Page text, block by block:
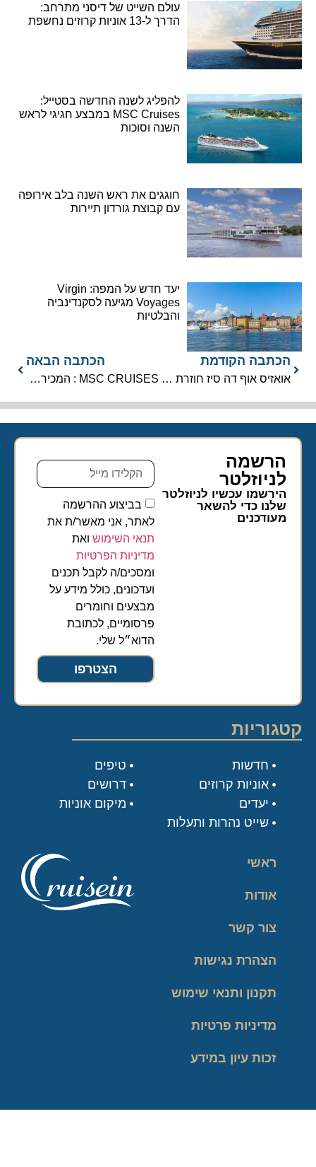
עולם השייט של דיסני מתרחב:
הדרך ל-13 אוניות קרוזים נחשפת
להפליג לשנה החדשה בסטייל:
MSC Cruises במבצע חגיגי לראש
השנה וסוכות
חוגגים את ראש השנה בלב אירופה
עם קבוצת גורדון תיירות
יעד חדש על המפה: Virgin
Voyages מגיעה לסקנדינביה
והבלטיות
הכתבה הקודמת
אואזיס אוף דה סיז חוזרת לים התיכון
הכתבה הבאה
MSC CRUISES : המכירה בעיצומה לשייט הבא מסביב לעולם
הרשמה
לניוזלטר​
הירשמו עכשיו לניוזלטר
שלנו כדי להשאר
מעודכנים
בביצוע ההרשמה
לאתר, אני מאשר/ת את
תנאי השימושואת
מדיניות הפרטיות
ומסכים/ה לקבל תכנים
ועדכונים, כולל מידע על
מבצעים וחומרים
פרסומיים, לכתובת
הדוא״ל שלי.
הצטרפו
ראשי
אודות
צור קשר
הצהרת נגישות
תקנון ותנאי שימוש
מדיניות פרטיות
זכות עיון במידע
קטגוריות
טיפים
דרושים
מיקום אוניות
חדשות
אוניות קרוזים
יעדים
שייט נהרות ותעלות